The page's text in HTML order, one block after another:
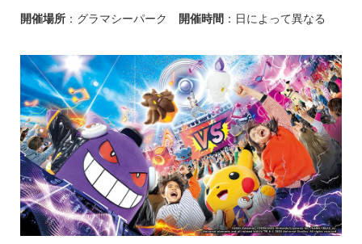
開催場所：グラマシーパーク 開催時間 ：日によって異なる